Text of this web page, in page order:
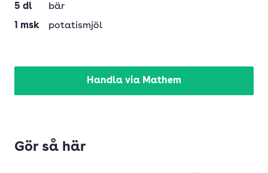
5 dl
bär
1 msk potatismjöl
Handla via Mathem
Gör så här